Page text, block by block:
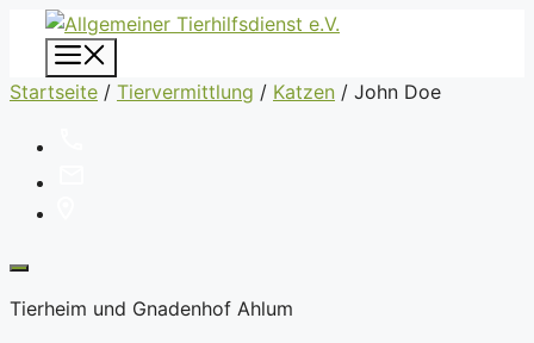
Zum
Inhalt
springen
Startseite / Tiervermittlung / Katzen / John Doe
Tierheim und Gnadenhof Ahlum